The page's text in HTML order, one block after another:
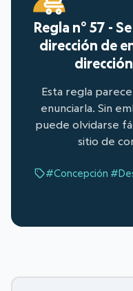
Regla n° 57 -
dirección de
Esta regla
enunciarla. Sin
puede olvidarse
sitio de
#Concepción